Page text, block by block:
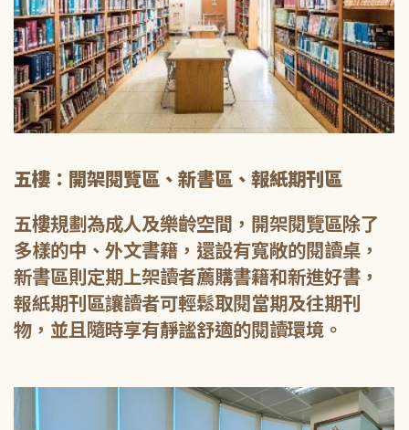
五樓：開架閱覽區、新書區、報紙期刊區
五樓規劃為成人及樂齡空間，開架閱覽區除了
多樣的中、外文書籍，還設有寬敞的閱讀桌，
新書區則定期上架讀者薦購書籍和新進好書，
報紙期刊區讓讀者可輕鬆取閱當期及往期刊
物，並且隨時享有靜謐舒適的閱讀環境。